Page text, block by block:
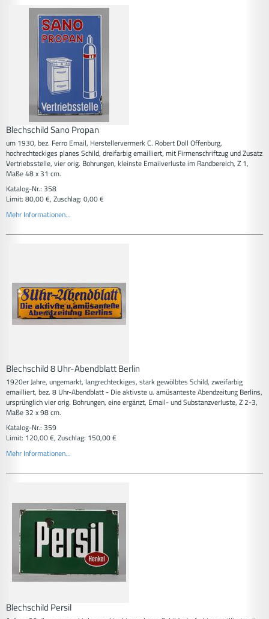
Blechschild Sano Propan
um 1930, bez. Ferro Email, Herstellervermerk C. Robert Doll Offenburg,
hochrechteckiges planes Schild, dreifarbig emailliert, mit Firmenschriftzug und Zusatz
Vertriebsstelle, vier orig. Bohrungen, kleinste Emailverluste im Randbereich, Z 1,
Maße 48 x 31 cm.
Katalog-Nr.: 358
Limit: 80,00 €, Zuschlag: 0,00 €
Mehr Informationen...
Blechschild 8 Uhr-Abendblatt Berlin
1920er Jahre, ungemarkt, langrechteckiges, stark gewölbtes Schild, zweifarbig
emailliert, bez. 8 Uhr-Abendblatt - Die aktivste u. amüsanteste Abendzeitung Berlins,
ursprünglich vier orig. Bohrungen, eine ergänzt, Email- und Substanzverluste, Z 2-3,
Maße 32 x 98 cm.
Katalog-Nr.: 359
Limit: 120,00 €, Zuschlag: 150,00 €
Mehr Informationen...
Blechschild Persil